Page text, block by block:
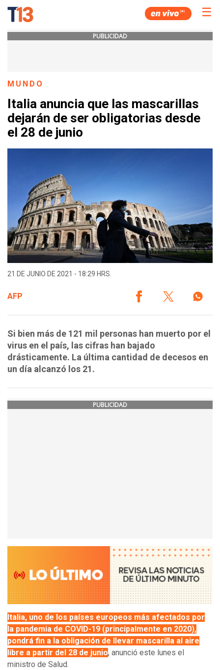
☰
PUBLICIDAD
MUNDO
Italia anuncia que las mascarillas
dejarán de ser obligatorias desde
el 28 de junio
21 DE JUNIO DE 2021 - 18:29 HRS.
AFP
Si bien más de 121 mil personas han muerto por el
virus en el país, las cifras han bajado
drásticamente. La última cantidad de decesos en
un día alcanzó los 21.
PUBLICIDAD
Italia, uno de los países europeos más afectados por
la pandemia de COVID-19 (principalmente en 2020),
pondrá fin a la obligación de llevar mascarilla al aire
libre a partir del 28 de junio, anunció este lunes el
ministro de Salud.